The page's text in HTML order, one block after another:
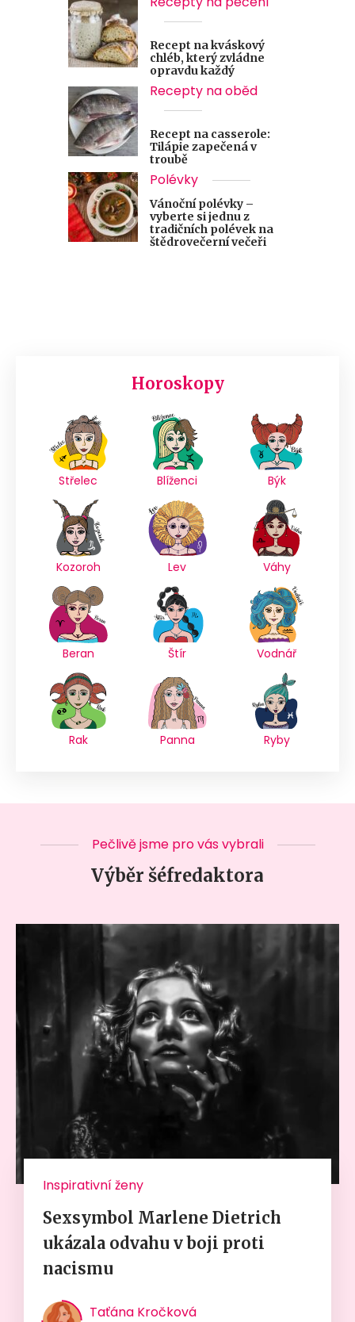
Recept na kváskový
chléb, který zvládne
opravdu každý
Recepty na oběd
Recept na casserole:
Tilápie zapečená v
troubě
Polévky
Vánoční polévky –
vyberte si jednu z
tradičních polévek na
štědrovečerní večeři
Horoskopy
Střelec Blíženci Býk
Kozoroh Lev Váhy
Beran Štír Vodnář
Rak Panna Ryby
Pečlivě jsme pro vás vybrali
Výběr šéfredaktora
Inspirativní ženy
Sexsymbol Marlene Dietrich
ukázala odvahu v boji proti
nacismu
Taťána Kročková